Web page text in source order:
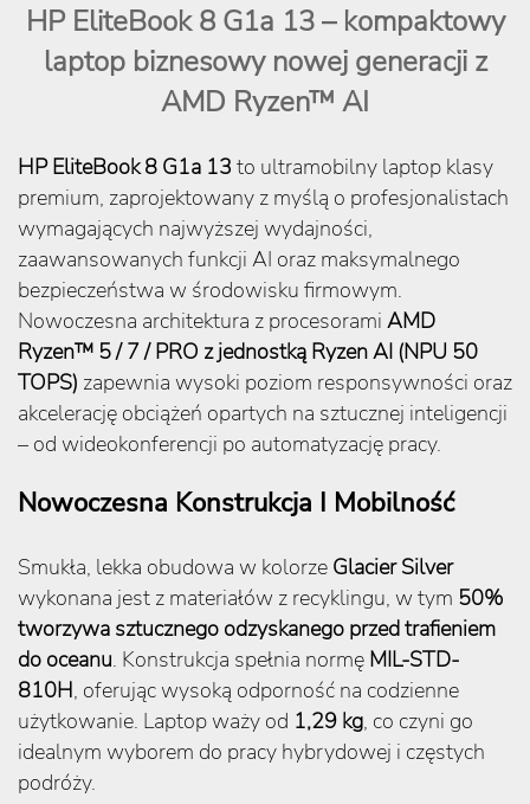
HP EliteBook 8 G1a 13 – kompaktowy
laptop biznesowy nowej generacji z
AMD Ryzen™ AI
HP EliteBook 8 G1a 13 to ultramobilny laptop klasy
premium, zaprojektowany z myślą o profesjonalistach
wymagających najwyższej wydajności,
zaawansowanych funkcji AI oraz maksymalnego
bezpieczeństwa w środowisku firmowym.
Nowoczesna architektura z procesorami AMD
Ryzen™ 5 / 7 / PRO z jednostką Ryzen AI (NPU 50
TOPS) zapewnia wysoki poziom responsywności oraz
akcelerację obciążeń opartych na sztucznej inteligencji
– od wideokonferencji po automatyzację pracy.
Nowoczesna Konstrukcja I Mobilność
Smukła, lekka obudowa w kolorze Glacier Silver
wykonana jest z materiałów z recyklingu, w tym 50%
tworzywa sztucznego odzyskanego przed trafieniem
do oceanu. Konstrukcja spełnia normę MIL-STD-
810H, oferując wysoką odporność na codzienne
użytkowanie. Laptop waży od 1,29 kg, co czyni go
idealnym wyborem do pracy hybrydowej i częstych
podróży.